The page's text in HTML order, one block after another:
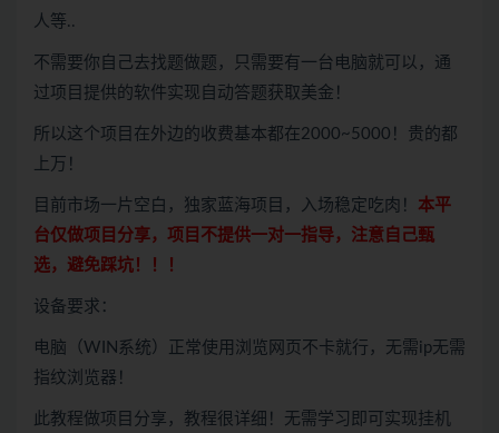
人等..
不需要你自己去找题做题，只需要有一台电脑就可以，通
过项目提供的软件实现自动答题获取美金！
所以这个项目在外边的收费基本都在2000~5000！贵的都
上万！
目前市场一片空白，独家蓝海项目，入场稳定吃肉！ 本平
台仅做项目分享，项目不提供一对一指导， 注意自己甄
选，避免踩坑！！！
设备要求：
电脑（WIN系统）正常使用浏览网页不卡就行，无需ip无需
指纹浏览器！
此教程做项目分享，教程很详细！无需学习即可实现挂机